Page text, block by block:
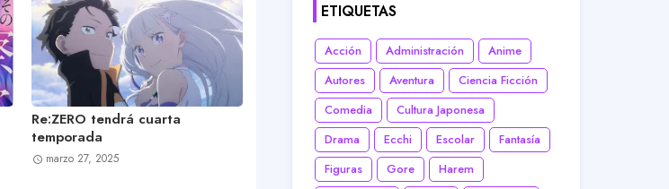
Re:ZERO tendrá cuarta
temporada
marzo 27, 2025
ETIQUETAS
Acción Administración
Anime
Autores
Aventura
Ciencia Ficción
Comedia
Cultura Japonesa
Drama
Ecchi Escolar
Fantasía
Figuras
Gore
Harem